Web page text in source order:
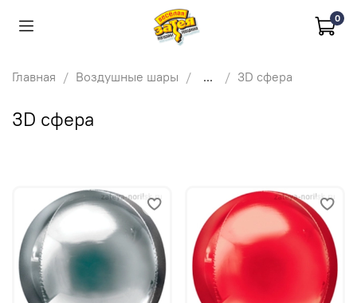
0
Главная Воздушные шары ... 3D сфера
3D сфера